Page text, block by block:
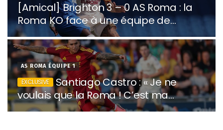
[Amical] Brighton 3 – 0 AS Roma : la
Roma KO face à une équipe de
Brighton beaucoup plus réaliste.
AS ROMA ÉQUIPE 1
Santiago Castro : « Je ne
voulais que la Roma ! C’est ma
femme qui a acheté nos billets pour